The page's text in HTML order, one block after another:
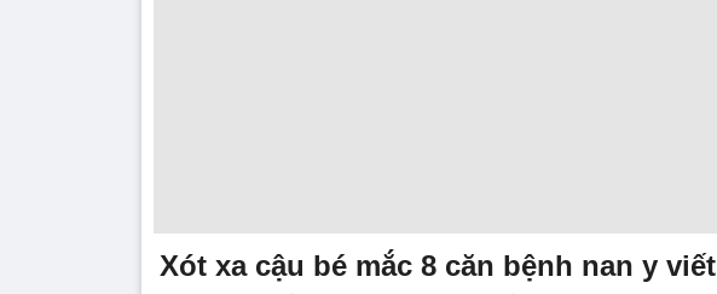
Xót xa cậu bé mắc 8 căn bệnh nan y viết